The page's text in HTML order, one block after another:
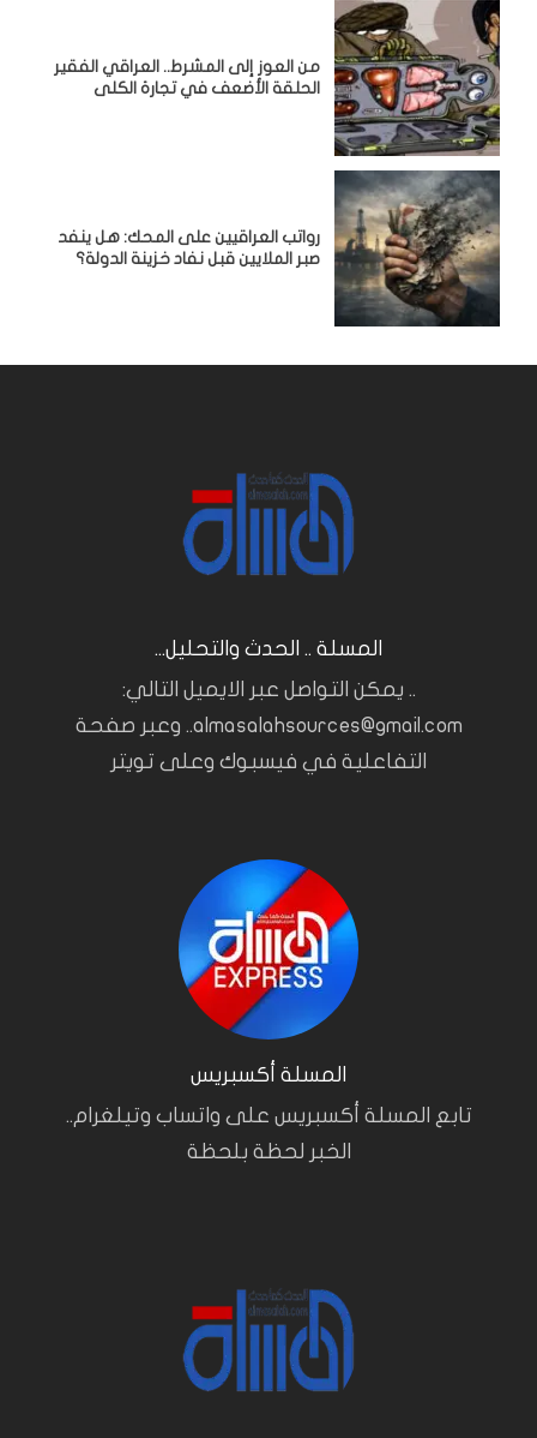
من العوز إلى المشرط.. العراقي الفقير
الحلقة الأضعف في تجارة الكلى
رواتب العراقيين على المحك: هل ينفد
صبر الملايين قبل نفاد خزينة الدولة؟
المسلة .. الحدث والتحليل...
.. يمكن التواصل عبر الايميل التالي:
almasalahsources@gmail.com.. وعبر صفحة
التفاعلية في فيسبوك وعلى تويتر
المسلة أكسبريس
تابع المسلة أكسبريس على واتساب وتيلغرام..
الخبر لحظة بلحظة